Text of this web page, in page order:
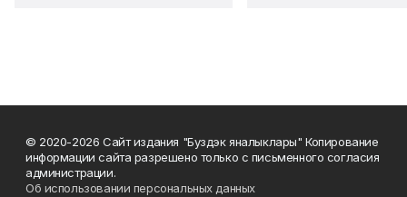
© 2020-2026 Сайт издания "Буздэк яналыклары" Копирование
информации сайта разрешено только с письменного согласия
администрации.
Об использовании персональных данных